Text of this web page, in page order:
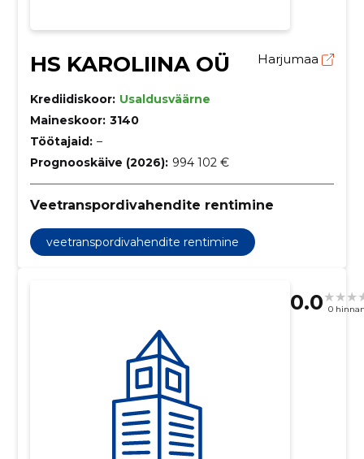
HS KAROLIINA OÜ Harjumaa
Krediidiskoor: Usaldusväärne
Maineskoor: 3140
Töötajaid: –
Prognooskäive (2026): 994 102 €
Veetranspordivahendite rentimine
veetranspordivahendite rentimine
0.0 0